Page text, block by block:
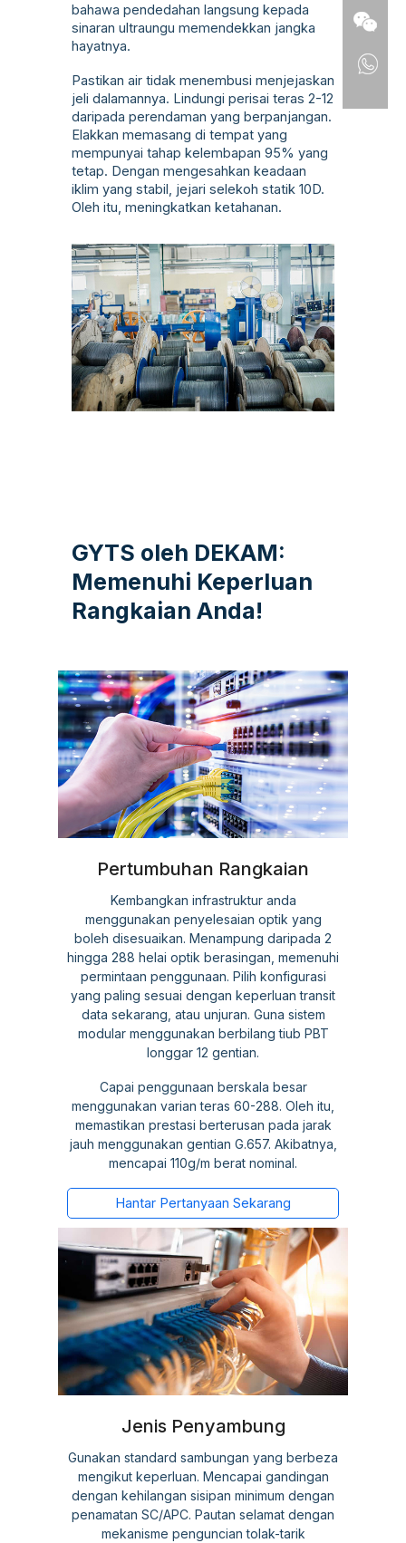
bahawa pendedahan langsung kepada
sinaran ultraungu memendekkan jangka
hayatnya.
Pastikan air tidak menembusi menjejaskan
jeli dalamannya. Lindungi perisai teras 2-12
daripada perendaman yang berpanjangan.
Elakkan memasang di tempat yang
mempunyai tahap kelembapan 95% yang
tetap. Dengan mengesahkan keadaan
iklim yang stabil, jejari selekoh statik 10D.
Oleh itu, meningkatkan ketahanan.
GYTS oleh DEKAM:
Memenuhi Keperluan
Rangkaian Anda!
Pertumbuhan Rangkaian
Kembangkan infrastruktur anda
menggunakan penyelesaian optik yang
boleh disesuaikan. Menampung daripada 2
hingga 288 helai optik berasingan, memenuhi
permintaan penggunaan. Pilih konfigurasi
yang paling sesuai dengan keperluan transit
data sekarang, atau unjuran. Guna sistem
modular menggunakan berbilang tiub PBT
longgar 12 gentian.
Capai penggunaan berskala besar
menggunakan varian teras 60-288. Oleh itu,
memastikan prestasi berterusan pada jarak
jauh menggunakan gentian G.657. Akibatnya,
mencapai 110g/m berat nominal.
Hantar Pertanyaan Sekarang
Jenis Penyambung
Gunakan standard sambungan yang berbeza
mengikut keperluan. Mencapai gandingan
dengan kehilangan sisipan minimum dengan
penamatan SC/APC. Pautan selamat dengan
mekanisme penguncian tolak-tarik